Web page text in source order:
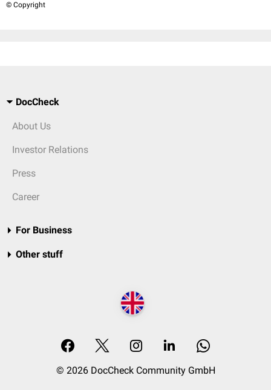
© Copyright
DocCheck
About Us
Investor Relations
Press
Career
For Business
Other stuff
© 2026 DocCheck Community GmbH